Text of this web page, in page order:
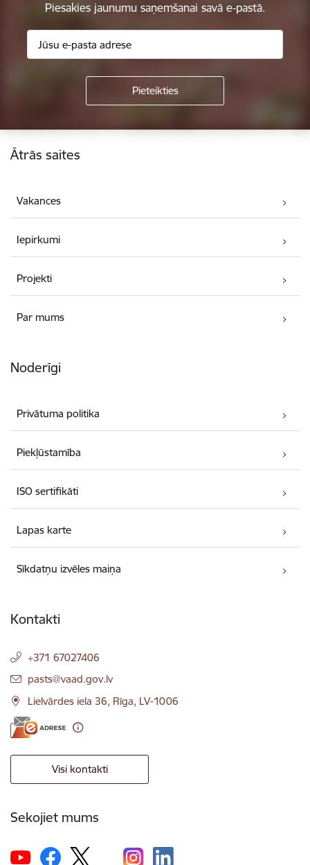
Piesakies jaunumu saņemšanai savā e-pastā.
Kājene
Ātrās saites
Vakances
Iepirkumi
Projekti
Par mums
Noderīgi
Privātuma politika
Piekļūstamība
ISO sertifikāti
Lapas karte
Sīkdatņu izvēles maiņa
Kontakti
+371 67027406
E-pasts:
pasts@vaad.gov.lv
Lielvārdes iela 36, Rīga, LV-1006
Visi kontakti
Sekojiet mums